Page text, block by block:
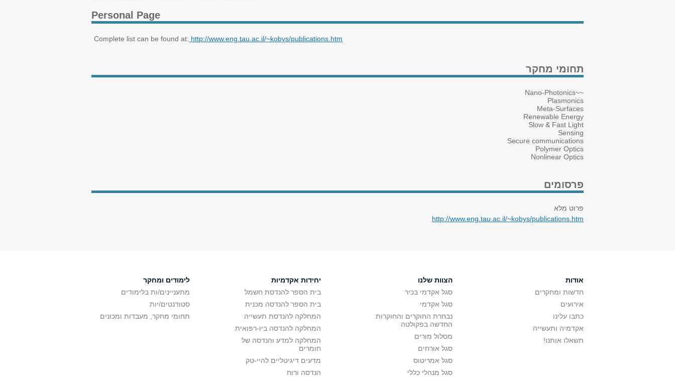
Personal Page
Complete list can be found at: http://www.eng.tau.ac.il/~kobys/publications.htm
תחומי מחקר
~~Nano-Photonics
Plasmonics
Meta-Surfaces
Renewable Energy
Slow & Fast Light
Sensing
Secure communications
Polymer Optics
Nonlinear Optics
פרסומים
פרוט מלא
http://www.eng.tau.ac.il/~kobys/publications.htm
אודות
חדשות ומחקרים
אירועים
כתבו עלינו
אקדמיה ותעשייה
תשאלו אותנו!
הצוות שלנו
סגל אקדמי בכיר
סגל אקדמי
נבחרת החוקרים והחוקרות
החדשה בפקולטה
מסלול מורים
סגל אורחים
סגל אמריטוס
סגל מנהלי כללי
יחידות אקדמיות
בית הספר להנדסת חשמל
בית הספר להנדסה מכנית
המחלקה להנדסת תעשייה
המחלקה להנדסה ביו-רפואית
המחלקה למדע והנדסה של
חומרים
מדעים דיגיטליים להיי-טק
הנדסה ורוח
לימודים ומחקר
מתעניינים/ות בלימודים
סטודנטים/יות
תחומי מחקר, מעבדות ומכונים